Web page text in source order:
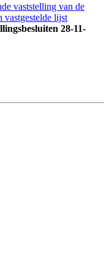
vaststelling van de
vastgestelde lijst
28-11-